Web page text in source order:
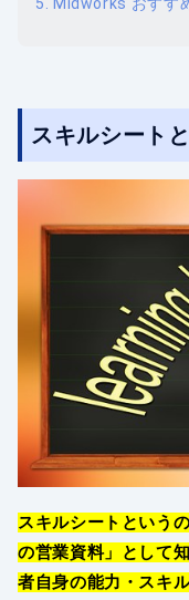
Midworks おすす
スキルシート
スキルシートという
の営業資料」として
者自身の能力・スキ